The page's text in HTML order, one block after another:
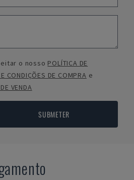
o nosso POLÍTICA DE
CONDIÇÕES DE COMPRA e
VENDA
SUBMETER